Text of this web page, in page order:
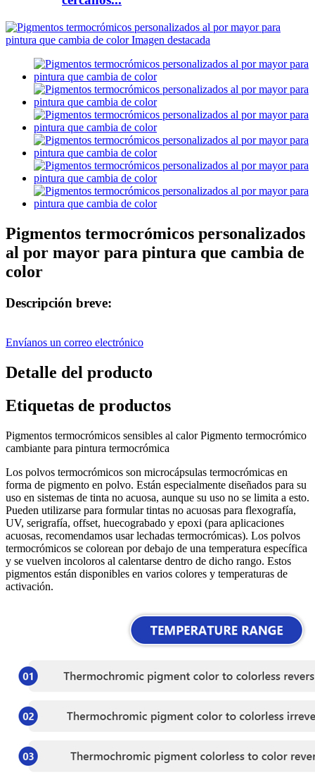
Pigmentos termocrómicos personalizados
al por mayor para pintura que cambia de
color
Descripción breve:
Envíanos un correo electrónico
Detalle del producto
Etiquetas de productos
Pigmentos termocrómicos sensibles al calor Pigmento termocrómico
cambiante para pintura termocrómica
Los polvos termocrómicos son microcápsulas termocrómicas en
forma de pigmento en polvo. Están especialmente diseñados para su
uso en sistemas de tinta no acuosa, aunque su uso no se limita a esto.
Pueden utilizarse para formular tintas no acuosas para flexografía,
UV, serigrafía, offset, huecograbado y epoxi (para aplicaciones
acuosas, recomendamos usar lechadas termocrómicas). Los polvos
termocrómicos se colorean por debajo de una temperatura específica
y se vuelven incoloros al calentarse dentro de dicho rango. Estos
pigmentos están disponibles en varios colores y temperaturas de
activación.